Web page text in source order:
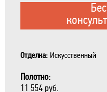
Отделка: Искусственный
Полотно:
11 554 руб.